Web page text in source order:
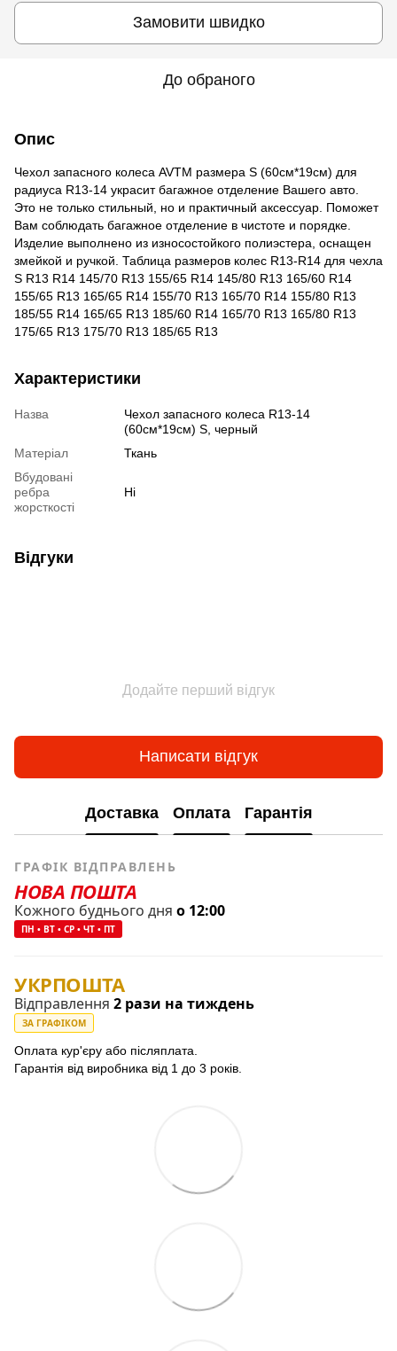
Замовити швидко
До обраного
Опис
Чехол запасного колеса AVTM размера S (60см*19см) для
радиуса R13-14 украсит багажное отделение Вашего авто.
Это не только стильный, но и практичный аксессуар. Поможет
Вам соблюдать багажное отделение в чистоте и порядке.
Изделие выполнено из износостойкого полиэстера, оснащен
змейкой и ручкой. Таблица размеров колес R13-R14 для чехла
S R13 R14 145/70 R13 155/65 R14 145/80 R13 165/60 R14
155/65 R13 165/65 R14 155/70 R13 165/70 R14 155/80 R13
185/55 R14 165/65 R13 185/60 R14 165/70 R13 165/80 R13
175/65 R13 175/70 R13 185/65 R13
Характеристики
Назва
Чехол запасного колеса R13-14
(60см*19см) S, черный
Матеріал
Ткань
Вбудовані
ребра
жорсткості
Ні
Відгуки
Додайте перший відгук
Написати відгук
Доставка Оплата Гарантія
ГРАФІК ВІДПРАВЛЕНЬ
НОВА ПОШТА
Кожного буднього дня о 12:00
ПН • ВТ • СР • ЧТ • ПТ
УКРПОШТА
Відправлення 2 рази на тиждень
ЗА ГРАФІКОМ
Оплата кур'єру або післяплата.
Гарантія від виробника від 1 до 3 років.